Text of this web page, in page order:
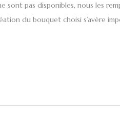
sont pas disponibles, nous les
du bouquet choisi s’avère